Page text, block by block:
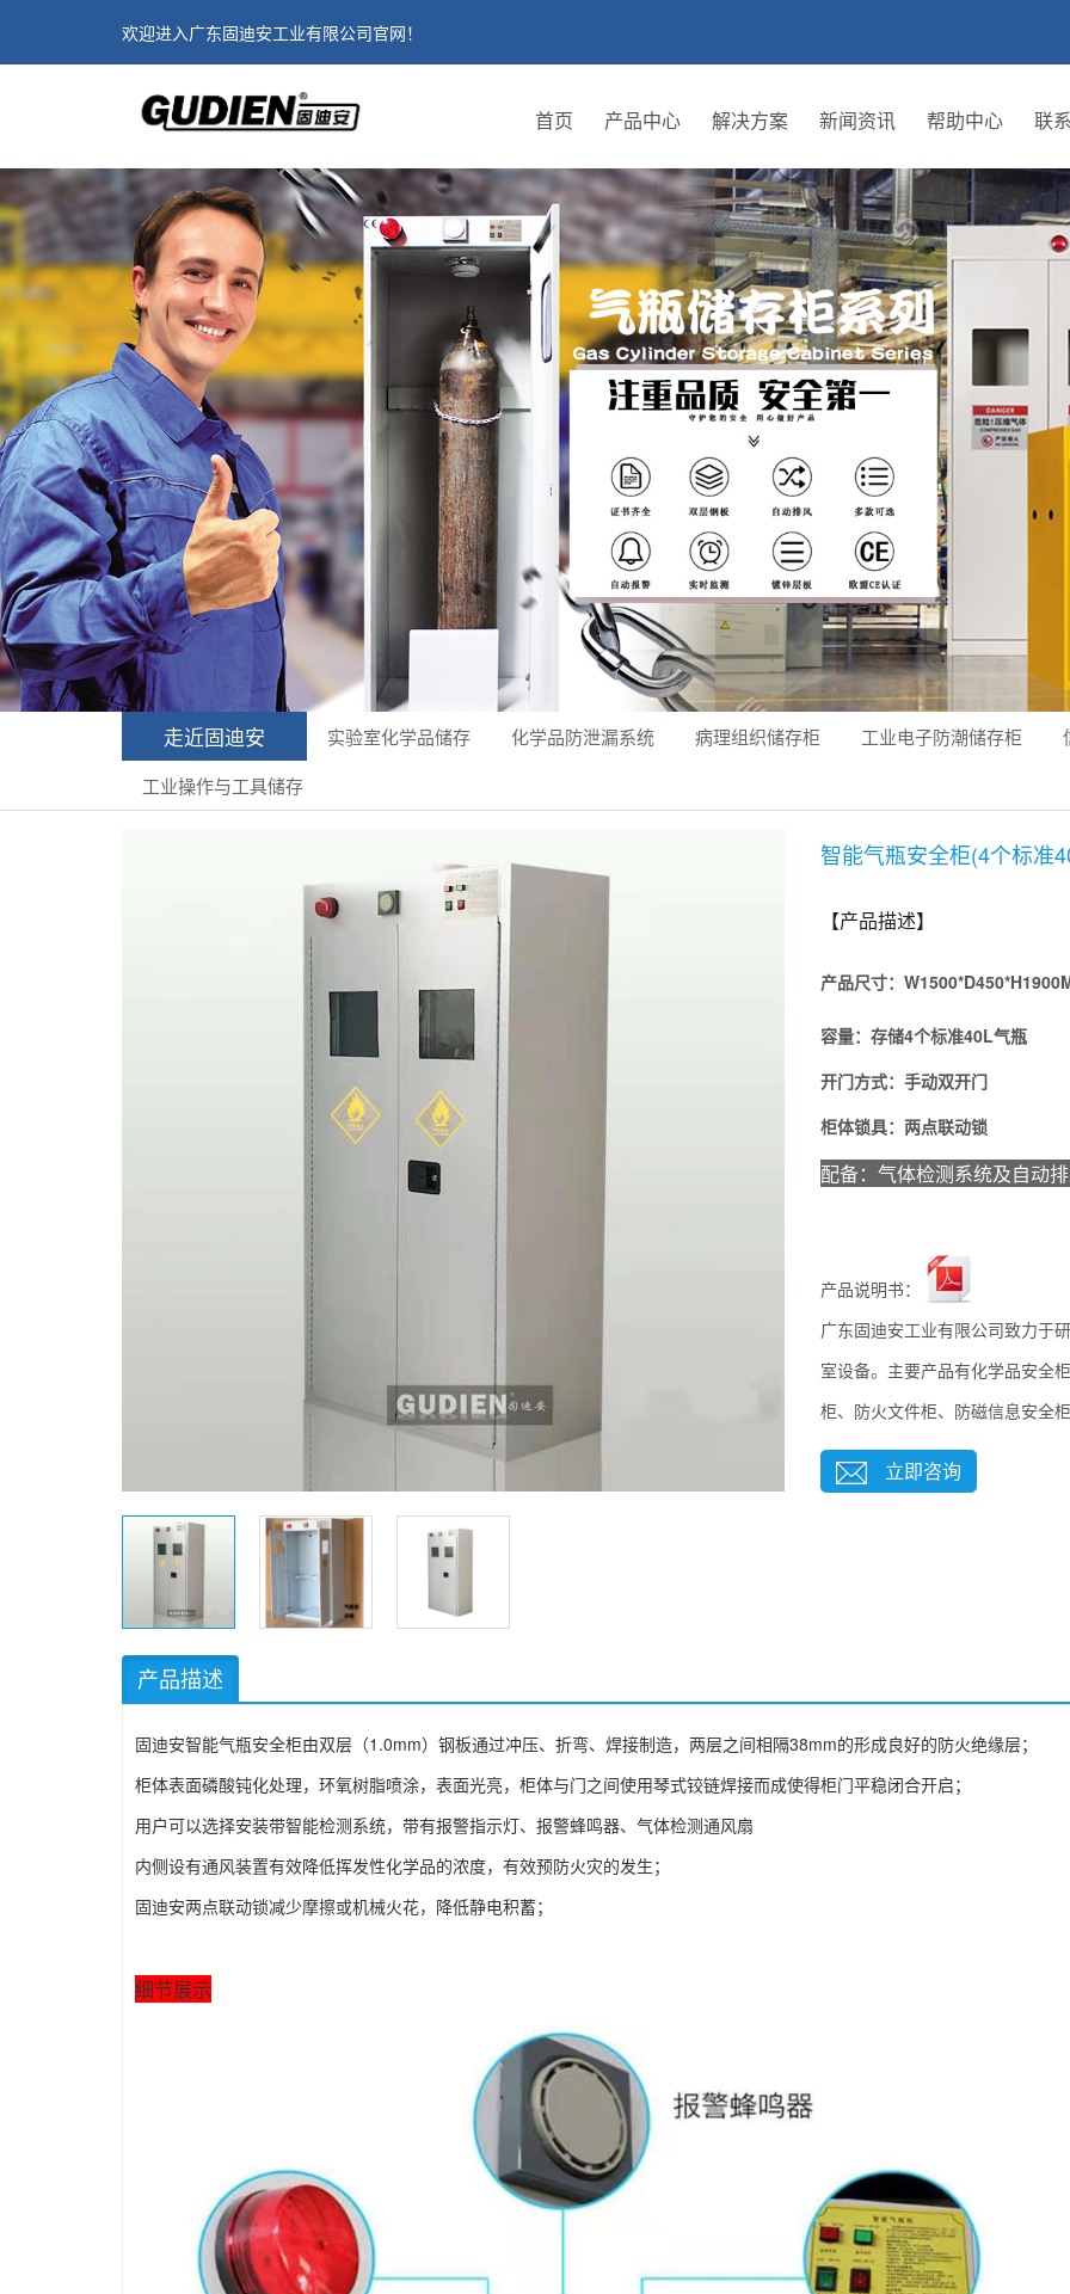
欢迎进入广东固迪安工业有限公司官网！
首页 产品中心 解决方案 新闻资讯 帮助中心 联
走近固迪安 实验室化学品储存 化学品防泄漏系统 病理组织储存柜 工业电子防潮储存柜
工业操作与工具储存
智能气瓶安全柜(4个标准
【产品描述】
产品尺寸：
容量：存储4个标准40L气瓶
开门方式： 手动双开门
柜体锁具：两点联动锁
配备：气体检测系统及自动
产品说明书：
广东固迪安工业有限公司致力于
室设备。主要产品有化学品安全
柜、防火文件柜、防磁信息安全
立即咨询
产品描述
固迪安智能气瓶安全柜由双层（1.0mm）钢板通过冲压、折弯、焊接制造，两层之间相隔38mm的形成良好的防火绝缘层；
柜体表面磷酸钝化处理，环氧树脂喷涂，表面光亮，柜体与门之间使用琴式铰链焊接而成使得柜门平稳闭合开启；
用户可以选择安装带智能检测系统，带有报警指示灯、报警蜂鸣器、气体检测通风扇
内侧设有通风装置有效降低挥发性化学品的浓度，有效预防火灾的发生；
固迪安两点联动锁减少摩擦或机械火花，降低静电积蓄；
细节展示